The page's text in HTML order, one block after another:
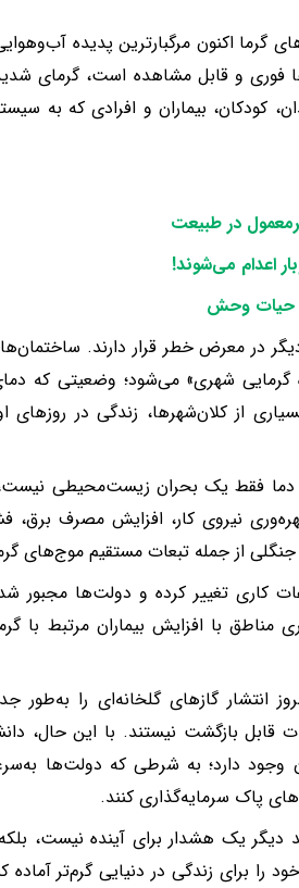
گرما اکنون مرگبارترین پدیده
فوری و قابل مشاهده است، گرمای
کودکان، بیماران و افرادی که به
در طبیعت
اعدام می‌شوند!
حیات وحش
در معرض خطر قرار دارند.
گرمایی شهری» می‌شود؛ وضعیتی که
از کلان‌شهرها، زندگی در
دما فقط یک بحران زیست‌محیطی
نیروی کار، افزایش مصرف برق،
از جمله تبعات مستقیم موج‌های
کاری تغییر کرده و دولت‌ها مجبور
مناطق با افزایش بیماران مرتبط با
انتشار گازهای گلخانه‌ای را
قابل بازگشت نیستند. با این حال،
وجود دارد؛ به شرطی که دولت‌ها
پاک سرمایه‌گذاری کنند.
یک هشدار برای آینده نیست، بلکه
را برای زندگی در دنیایی گرم‌تر آماده